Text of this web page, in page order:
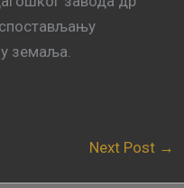
земаља.
Next Post →